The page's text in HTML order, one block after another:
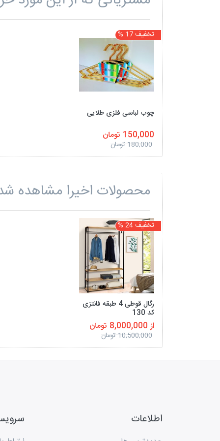
تخفیف 17 %
چوب لباسی فلزی طلایی
150,000 تومان
180,000 تومان
محصولات اخیرا مشاهده
تخفیف 24 %
رگال قوطی 4 طبقه فانتزی
کد 130
از 8,000,000 تومان
10,500,000 تومان
اطلاعات